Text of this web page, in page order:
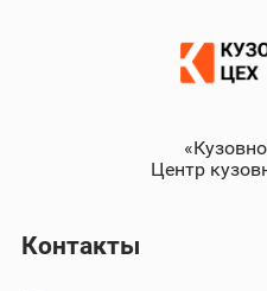
Центр
Контакты